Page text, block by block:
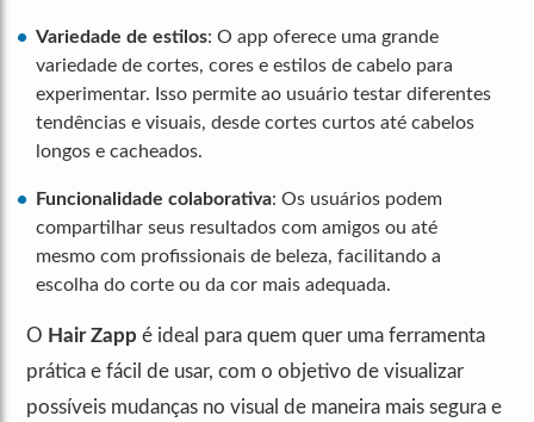
Variedade de estilos: O app oferece uma grande
variedade de cortes, cores e estilos de cabelo para
experimentar. Isso permite ao usuário testar diferentes
tendências e visuais, desde cortes curtos até cabelos
longos e cacheados.
Funcionalidade colaborativa: Os usuários podem
compartilhar seus resultados com amigos ou até
mesmo com profissionais de beleza, facilitando a
escolha do corte ou da cor mais adequada.
O Hair Zapp é ideal para quem quer uma ferramenta
prática e fácil de usar, com o objetivo de visualizar
possíveis mudanças no visual de maneira mais segura e